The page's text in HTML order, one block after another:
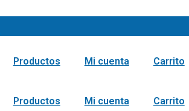
Productos Mi cuenta Carrito
Productos Mi cuenta Carrito